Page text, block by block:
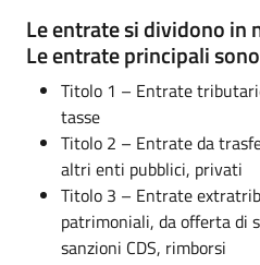
Le entrate si dividono in
Le entrate principali
Titolo 1 – Entrate
tasse
Titolo 2 – Entrate da
altri enti pubblici, privati
Titolo 3 – Entrate
patrimoniali, da offerta di
sanzioni CDS, rimborsi